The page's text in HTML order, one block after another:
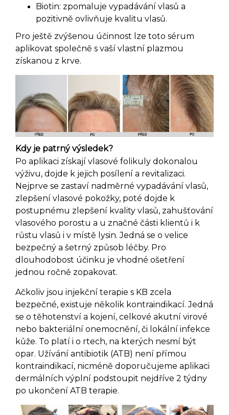
Biotin: zpomaluje vypadávání vlasů a
pozitivně ovlivňuje kvalitu vlasů.
Pro ještě zvýšenou účinnost lze toto sérum
aplikovat společně s vaší vlastní plazmou
získanou z krve.
Kdy je patrný výsledek?
Po aplikaci získají vlasové folikuly dokonalou
výživu, dojde k jejich posílení a revitalizaci.
Nejprve se zastaví nadměrné vypadávání vlasů,
zlepšení vlasové pokožky, poté dojde k
postupnému zlepšení kvality vlasů, zahušťování
vlasového porostu a u značné části klientů i k
růstu vlasů i v místě lysin. Jedná se o velice
bezpečný a šetrný způsob léčby. Pro
dlouhodobost účinku je vhodné ošetření
jednou ročně zopakovat.
Ačkoliv jsou injekční terapie s KB zcela
bezpečné, existuje několik kontraindikací. Jedná
se o těhotenství a kojení, celkové akutní virové
nebo bakteriální onemocnění, či lokální infekce
kůže. To platí i o rtech, na kterých nesmí být
opar. Užívání antibiotik (ATB) není přímou
kontraindikací, nicméně doporučujeme aplikaci
dermálních výplní podstoupit nejdříve 2 týdny
po ukončení ATB terapie.